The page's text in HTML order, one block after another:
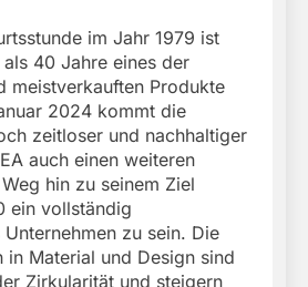
im Jahr 1979 ist
als 40 Jahre eines der
meistverkauften Produkte
2024 kommt die
zeitloser und nachhaltiger
auch einen weiteren
hin zu seinem Ziel
ein vollständig
zu sein. Die
in Material und Design sind
Zirkularität und steigern